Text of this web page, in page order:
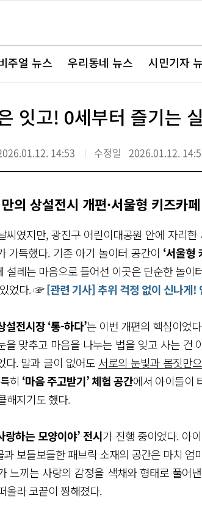
주얼 뉴스 우리동네 뉴스 시민기자
잇고! 0세부터 즐기는
14:53 수정일 2026.01.12.
의 상설전시 개편·서울형 키즈카
씨였지만, 광진구 어린이대공원 안에 자리한
가득했다. 기존 아기 놀이터 공간이 ‘서울형
설레는 마음으로 들어선 이곳은 단순한 놀이
있었다. ☞[관련 기사] 추위 걱정 없이 신나게!
설전시장 ‘통-하다’는 이번 개편의 핵심이었
을 맞추고 마음을 나누는 법을 잊고 사는 건
다. 말과 글이 없어도 서로의 눈빛과 몸짓만
히 ‘마음 주고받기’ 체험 공간에서 아이들이
해지기도 했다.
랑하는 모양이야’ 전시가 진행 중이었다. 아
보들보들한 패브릭 소재의 공간은 마치 엄
느끼는 사랑의 감정을 색채와 형태로 풀어
올라 코끝이 찡해졌다.